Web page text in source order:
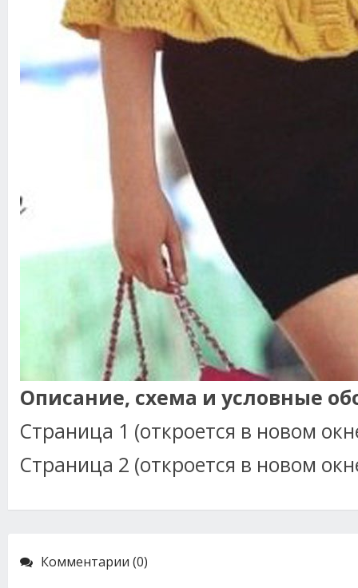
Описание, схема и условные
Страница 1 (откроется в новом
Страница 2 (откроется в новом
Комментарии (0)